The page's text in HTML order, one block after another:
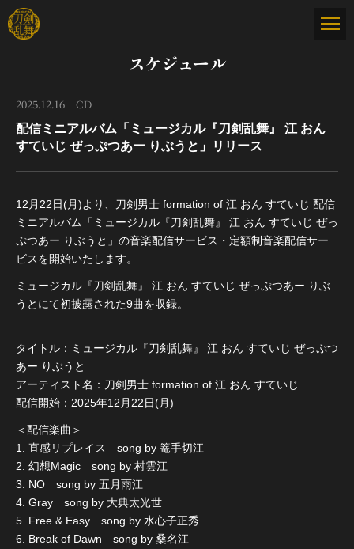
スケジュール
2025.12.16 CD
配信ミニアルバム「ミュージカル『刀剣乱舞』 江 おん
すていじ ぜっぷつあー りぶうと」リリース
12月22日(月)より、刀剣男士 formation of 江 おん すていじ 配信
ミニアルバム「ミュージカル『刀剣乱舞』 江 おん すていじ ぜっ
ぷつあー りぶうと」の音楽配信サービス・定額制音楽配信サー
ビスを開始いたします。
ミュージカル『刀剣乱舞』 江 おん すていじ ぜっぷつあー りぶ
うとにて初披露された9曲を収録。
タイトル：ミュージカル『刀剣乱舞』 江 おん すていじ ぜっぷつ
あー りぶうと
アーティスト名：刀剣男士 formation of 江 おん すていじ
配信開始：2025年12月22日(月)
＜配信楽曲＞
1. 直感リプレイス song by 篭手切江
2. 幻想Magic song by 村雲江
3. NO song by 五月雨江
4. Gray song by 大典太光世
5. Free & Easy song by 水心子正秀
6. Break of Dawn song by 桑名江